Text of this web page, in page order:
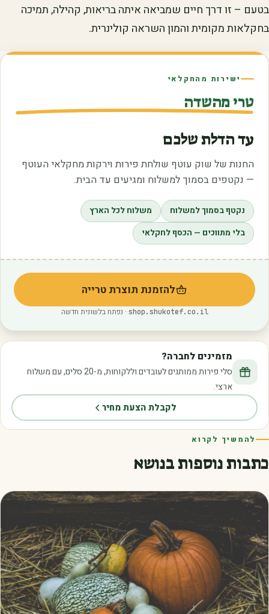
בטעם – זו דרך חיים שמביאה איתה בריאות, קהילה, תמיכה
בחקלאות מקומית והמון השראה קולינרית.
ישירות מהחקלאי
טרי מהשדה
עד הדלת שלכם
החנות של שוק עוטף שולחת פירות וירקות מחקלאי העוטף
— נקטפים בסמוך למשלוח ומגיעים עד הבית.
נקטף בסמוך למשלוח
משלוח לכל הארץ
בלי מתווכים — הכסף לחקלאי
להזמנת תוצרת טרייה
(נפתח בלשונית חדשה)
shop.shukotef.co.il · נפתח בלשונית חדשה
מזמינים לחברה?
סלי פירות ממותגים לעובדים וללקוחות, מ-20 סלים, עם משלוח
ארצי.
לקבלת הצעת מחיר
להמשיך לקרוא
כתבות נוספות בנושא